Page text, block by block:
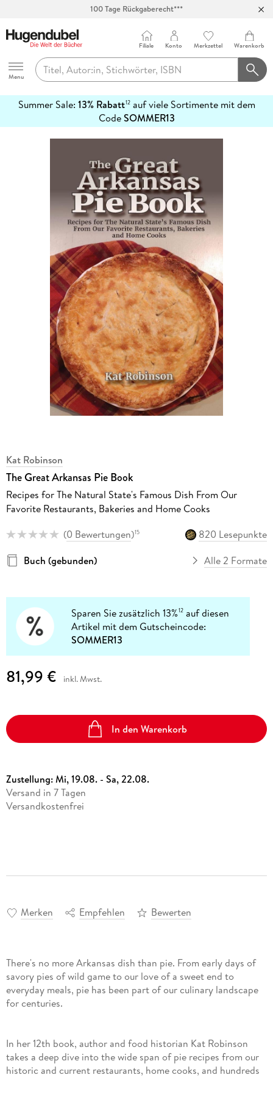
100 Tage Rückgaberecht***
Hugendubel
Menu
Filiale Konto Merkzettel Warenkorb
Summer Sale: 13% Rabatt12auf viele Sortimente mit dem
CodeSOMMER13
erfahren
Kat Robinson
The Great Arkansas Pie Book
Recipes for The Natural State's Famous Dish From Our
Favorite Restaurants, Bakeries and Home Cooks
(0 Bewertungen)15
820 Lesepunkte
Buch (gebunden)
Alle 2 Formate
Sparen Sie zusätzlich 13%12 auf diesen
Artikel mit dem Gutscheincode:
SOMMER13
81,99 € inkl. Mwst.
In den Warenkorb
Zustellung:Mi, 19.08. - Sa, 22.08.
Versand in 7 Tagen
Versandkostenfrei
Merken Empfehlen Bewerten
There's no more Arkansas dish than pie. From early days of
savory pies of wild game to our love of a sweet end to
everyday meals, pie has been part of our culinary landscape
for centuries.
In her 12th book, author and food historian Kat Robinson
takes a deep dive into the wide span of pie recipes from our
historic and current restaurants, home cooks, and hundreds